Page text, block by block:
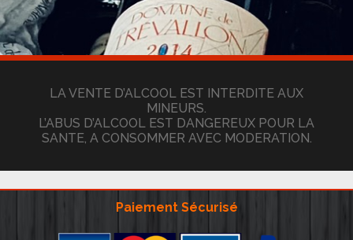
LA VENTE D’ALCOOL EST INTERDITE AUX
MINEURS.
L’ABUS D’ALCOOL EST DANGEREUX POUR LA
SANTE, A CONSOMMER AVEC MODERATION.
Paiement Sécurisé